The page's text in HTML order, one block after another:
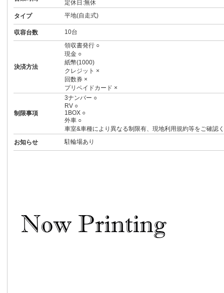
定休日:無休
タイプ
平地(自走式)
収容台数 10台
決済方法
領収書発行 ○
現金 ○
紙幣(1000)
クレジット ×
回数券 ×
プリペイドカード ×
制限事項
3ナンバー ○
RV ○
1BOX ○
外車 ○
車室&車種により異なる制限有、現地利用規約等をご確認
お知らせ
駐輪場あり